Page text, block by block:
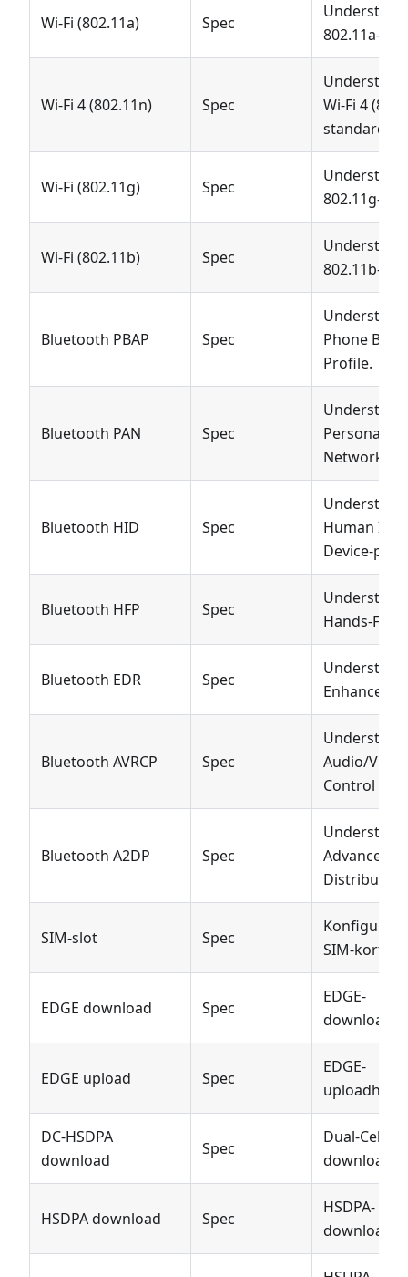
Wi-Fi (802.11a) Spec
802.11a-
Wi-Fi 4 (802.11n) Spec
Wi-Fi 4
standarden.
Wi-Fi (802.11g) Spec
802.11g-
Wi-Fi (802.11b) Spec
802.11b-
Bluetooth PBAP Spec
Phone
Profile.
Bluetooth PAN Spec
Personal
Network-
Bluetooth HID Spec
Human
Device-
Bluetooth HFP Spec
Hands-
Bluetooth EDR Spec
Enhanced
Bluetooth AVRCP Spec
Audio/
Control
Bluetooth A2DP Spec
Advanced
SIM-slot Spec
SIM-
EDGE download Spec
EDGE-
EDGE upload Spec
EDGE-
DC-HSDPA
download
Spec
Dual-Cell
HSDPA download Spec
HSDPA-